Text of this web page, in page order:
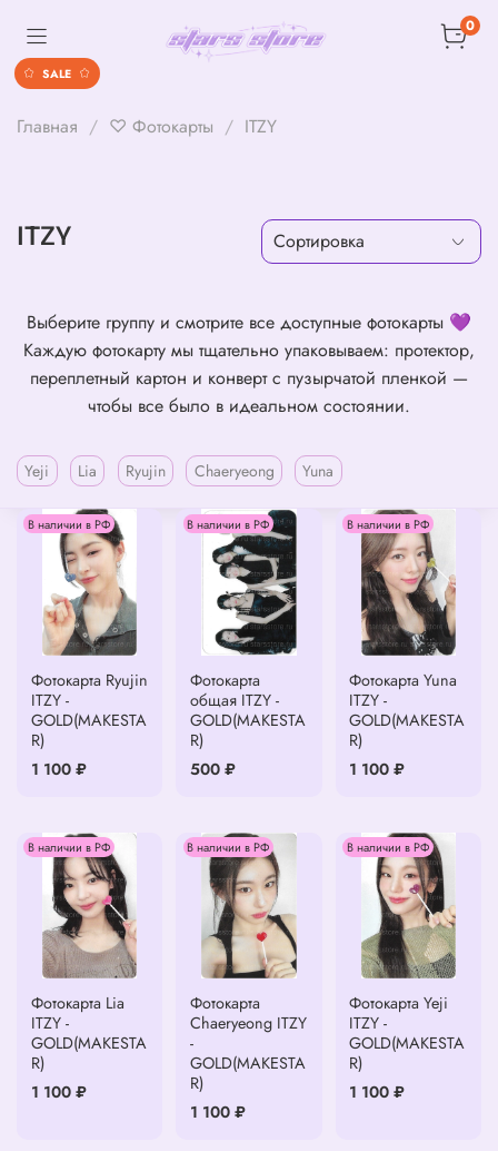
0
Главная ♡ Фотокарты ITZY
ITZY
Выберите группу и смотрите все доступные фотокарты 💜
Каждую фотокарту мы тщательно упаковываем: протектор,
переплетный картон и конверт с пузырчатой пленкой —
чтобы все было в идеальном состоянии.
Yeji Lia Ryujin Chaeryeong Yuna
В наличии в РФ
Фотокарта Ryujin
ITZY -
GOLD(MAKESTA
R)
1 100 ₽
В наличии в РФ
Фотокарта
общая ITZY -
GOLD(MAKESTA
R)
500 ₽
В наличии в РФ
Фотокарта Yuna
ITZY -
GOLD(MAKESTA
R)
1 100 ₽
В наличии в РФ
Фотокарта Lia
ITZY -
GOLD(MAKESTA
R)
1 100 ₽
В наличии в РФ
Фотокарта
Chaeryeong ITZY
-
GOLD(MAKESTA
R)
1 100 ₽
В наличии в РФ
Фотокарта Yeji
ITZY -
GOLD(MAKESTA
R)
1 100 ₽